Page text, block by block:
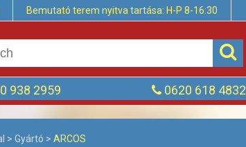
Bemutató terem nyitva tartása: H-P 8-16:30
938 2959 0620 618 4832
> Gyártó > ARCOS